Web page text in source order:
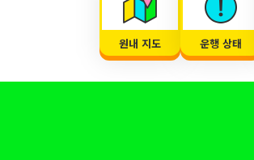
원내 지도 운행 상태